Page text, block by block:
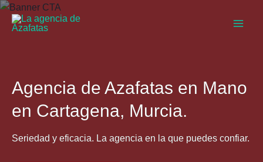
Ir
Agencia de Azafatas en Mano
en Cartagena, Murcia.
Seriedad y eficacia. La agencia en la que puedes confiar.